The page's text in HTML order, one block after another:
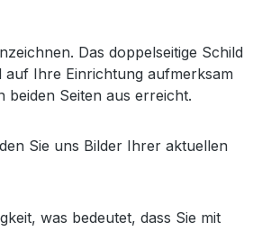
Das doppelseitige Schild
auf Ihre Einrichtung aufmerksam
Seiten aus erreicht.
Sie uns Bilder Ihrer aktuellen
was bedeutet, dass Sie mit